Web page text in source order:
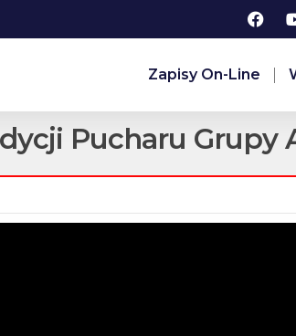
Zapisy On-Line
Pucharu Grupy